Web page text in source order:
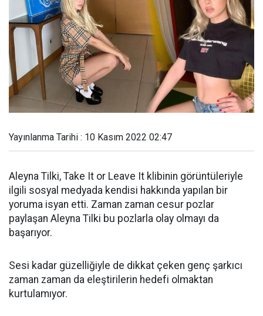
Yayınlanma Tarihi : 10 Kasım 2022 02:47
Aleyna Tilki, Take It or Leave It klibinin görüntüleriyle
ilgili sosyal medyada kendisi hakkında yapılan bir
yoruma isyan etti. Zaman zaman cesur pozlar
paylaşan Aleyna Tilki bu pozlarla olay olmayı da
başarıyor.
Sesi kadar güzelliğiyle de dikkat çeken genç şarkıcı
zaman zaman da eleştirilerin hedefi olmaktan
kurtulamıyor.